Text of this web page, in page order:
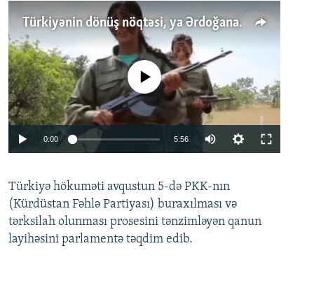
Türkiyənin dönüş nöqtəsi, ya Ərdoğana üçüncü şans: PKK ilə qəfil barışıq nə deməkdir?
Auto 240p 360p 480p
720p 1080p
No media source currently available
0:00 5:56
360p
480p
Türkiyə hökuməti avqustun 5-də PKK-nın
(Kürdüstan Fəhlə Partiyası) buraxılması və
tərksilah olunması prosesini tənzimləyən qanun
layihəsini parlamentə təqdim edib.